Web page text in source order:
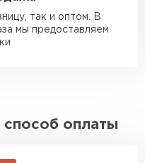
так и оптом. В
мы предоставляем
оплаты